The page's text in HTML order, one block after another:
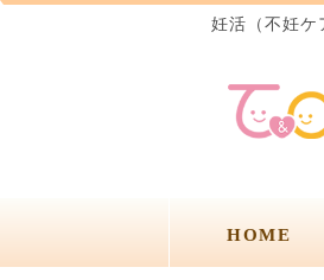
妊活（不妊ケ
HOME